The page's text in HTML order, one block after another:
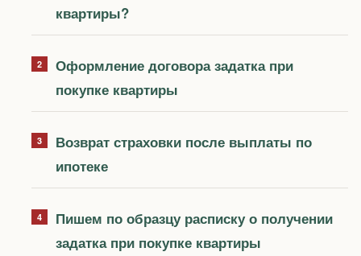
квартиры?
Оформление договора задатка при
покупке квартиры
Возврат страховки после выплаты по
ипотеке
Пишем по образцу расписку о получении
задатка при покупке квартиры